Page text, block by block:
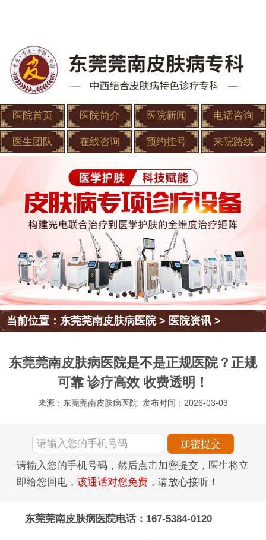
医院首页 医院简介 医院新闻 电话咨询
医生团队 在线咨询 预约挂号 来院路线
当前位置：东莞莞南皮肤病医院> 医院资讯 >
东莞莞南皮肤病医院是不是正规医院？正规
可靠 诊疗高效 收费透明！
来源：东莞莞南皮肤病医院 发布时间：2026-03-03
请输入您的手机号码，然后点击加密提交，医生将立
即给您回电， 该通话对您免费 ，请放心接听！
东莞莞南皮肤病医院电话：167-5384-0120